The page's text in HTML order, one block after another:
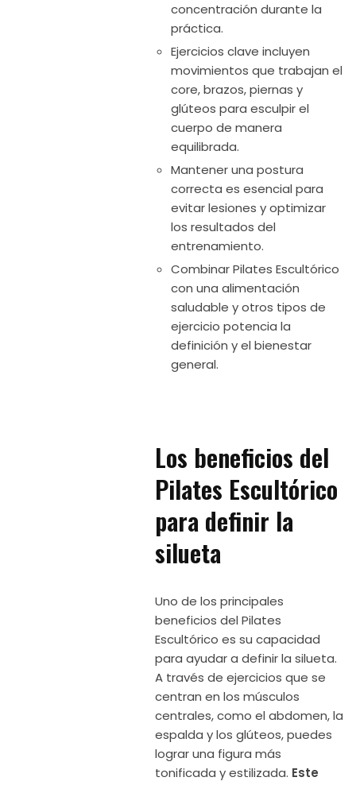
concentración durante la
práctica.
Ejercicios clave incluyen
movimientos que trabajan el
core, brazos, piernas y
glúteos para esculpir el
cuerpo de manera
equilibrada.
Mantener una postura
correcta es esencial para
evitar lesiones y optimizar
los resultados del
entrenamiento.
Combinar Pilates Escultórico
con una alimentación
saludable y otros tipos de
ejercicio potencia la
definición y el bienestar
general.
Los beneficios del
Pilates Escultórico
para definir la
silueta
Uno de los principales
beneficios del Pilates
Escultórico es su capacidad
para ayudar a definir la silueta.
A través de ejercicios que se
centran en los músculos
centrales, como el abdomen, la
espalda y los glúteos, puedes
lograr una figura más
tonificada y estilizada. Este